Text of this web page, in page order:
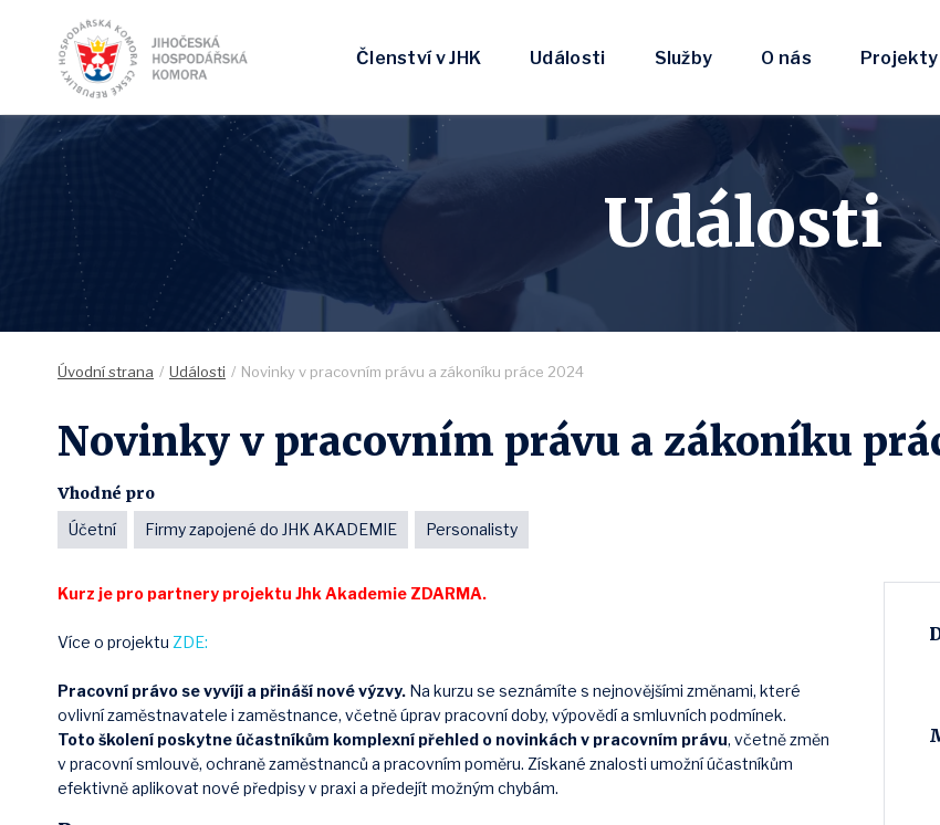
Členství v JHK Události Služby O nás Projekty
Události
Úvodní strana Události Novinky v pracovním právu a zákoníku práce 2024
Novinky v pracovním právu a zákoníku
Vhodné pro
Účetní Firmy zapojené do JHK AKADEMIE Personalisty
Kurz je pro partnery projektu Jhk Akademie ZDARMA.
Více o projektu ZDE:
Pracovní právo se vyvíjí a přináší nové výzvy. Na kurzu se seznámíte s nejnovějšími změnami, které
ovlivní zaměstnavatele i zaměstnance, včetně úprav pracovní doby, výpovědí a smluvních podmínek.
Toto školení poskytne účastníkům komplexní přehled o novinkách v pracovním právu, včetně změn
v pracovní smlouvě, ochraně zaměstnanců a pracovním poměru. Získané znalosti umožní účastníkům
efektivně aplikovat nové předpisy v praxi a předejít možným chybám.